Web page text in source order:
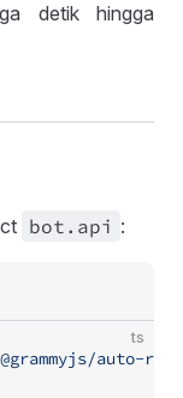
detik hingga
bot .api :
ts
auto-